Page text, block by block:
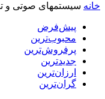
خانه سیستمهای صوتی و
پیش‌فرض
محبوب‌ترین
پرفروش‌ترین
جدیدترین
ارزان‌ترین
گران‌ترین